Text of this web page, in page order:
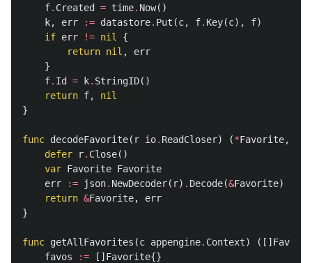
f. Created = time. Now()
k, err := datastore. Put (c, f. Key(c), f)
if err != nil
{
return nil ,
err
}
f. Id = k. StringID()
return f,
nil
}
func decodeFavorite( r io. ReadCloser) (*Favorite,
defer
r. Close()
var Favorite Favorite
err
:= json. NewDecoder( r) . Decode(&Favorite)
return &Favorite,
err
}
func getAllFavorites (c appengine. Context) ([]
favos
:= [] Favorite{}